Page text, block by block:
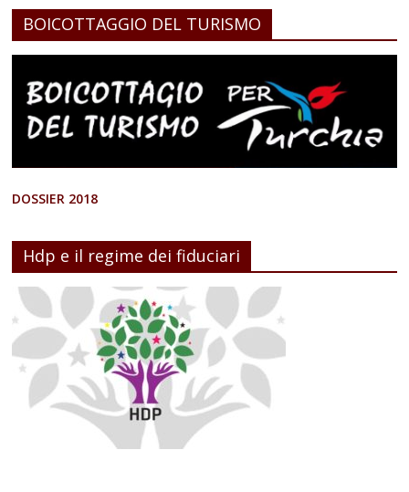
BOICOTTAGGIO DEL TURISMO
DOSSIER 2018
Hdp e il regime dei fiduciari